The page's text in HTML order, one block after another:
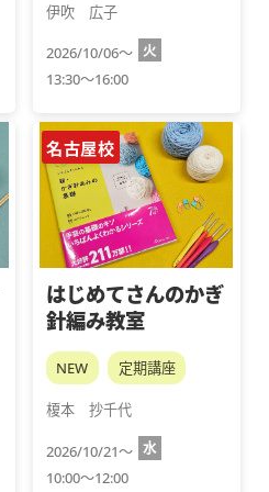
伊吹　広子
2026/10/06～ 火
13:30～16:00
名古屋校
はじめてさんのかぎ
針編み教室
NEW 定期講座
榎本　抄千代
2026/10/21～ 水
10:00～12:00